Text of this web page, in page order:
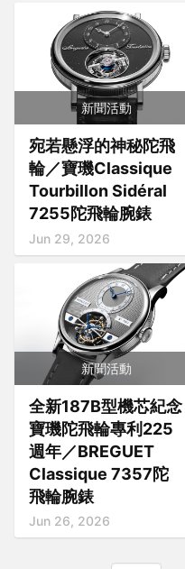
新聞活動
宛若懸浮的神秘陀飛
輪／寶璣Classique
Tourbillon Sidéral
7255陀飛輪腕錶
Jun 29, 2026
新聞活動
全新187B型機芯紀念
寶璣陀飛輪專利225
週年／BREGUET
Classique 7357陀
飛輪腕錶
Jun 26, 2026